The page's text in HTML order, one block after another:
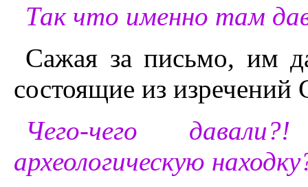
Так что именно там
Сажая за письмо, им
состоящие из
Чего-чего
археологическую